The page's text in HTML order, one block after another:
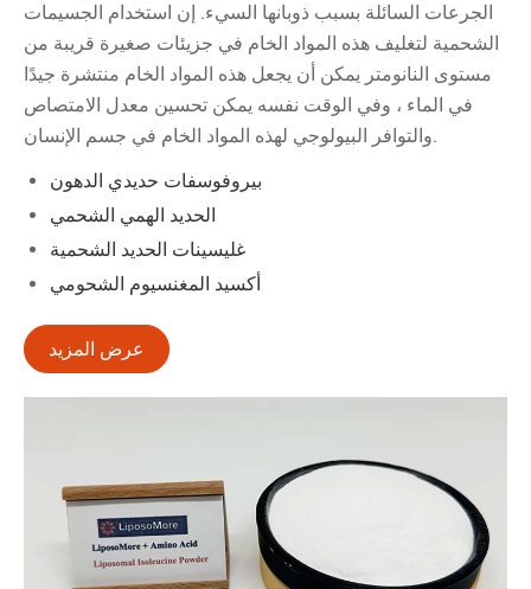
الجرعات السائلة بسبب ذوبانها السيء. إن استخدام الجسيمات
الشحمية لتغليف هذه المواد الخام في جزيئات صغيرة قريبة من
مستوى النانومتر يمكن أن يجعل هذه المواد الخام منتشرة جيدًا
في الماء ، وفي الوقت نفسه يمكن تحسين معدل الامتصاص
والتوافر البيولوجي لهذه المواد الخام في جسم الإنسان.
بيروفوسفات حديدي الدهون
الحديد الهمي الشحمي
غليسينات الحديد الشحمية
أكسيد المغنسيوم الشحومي
عرض المزيد